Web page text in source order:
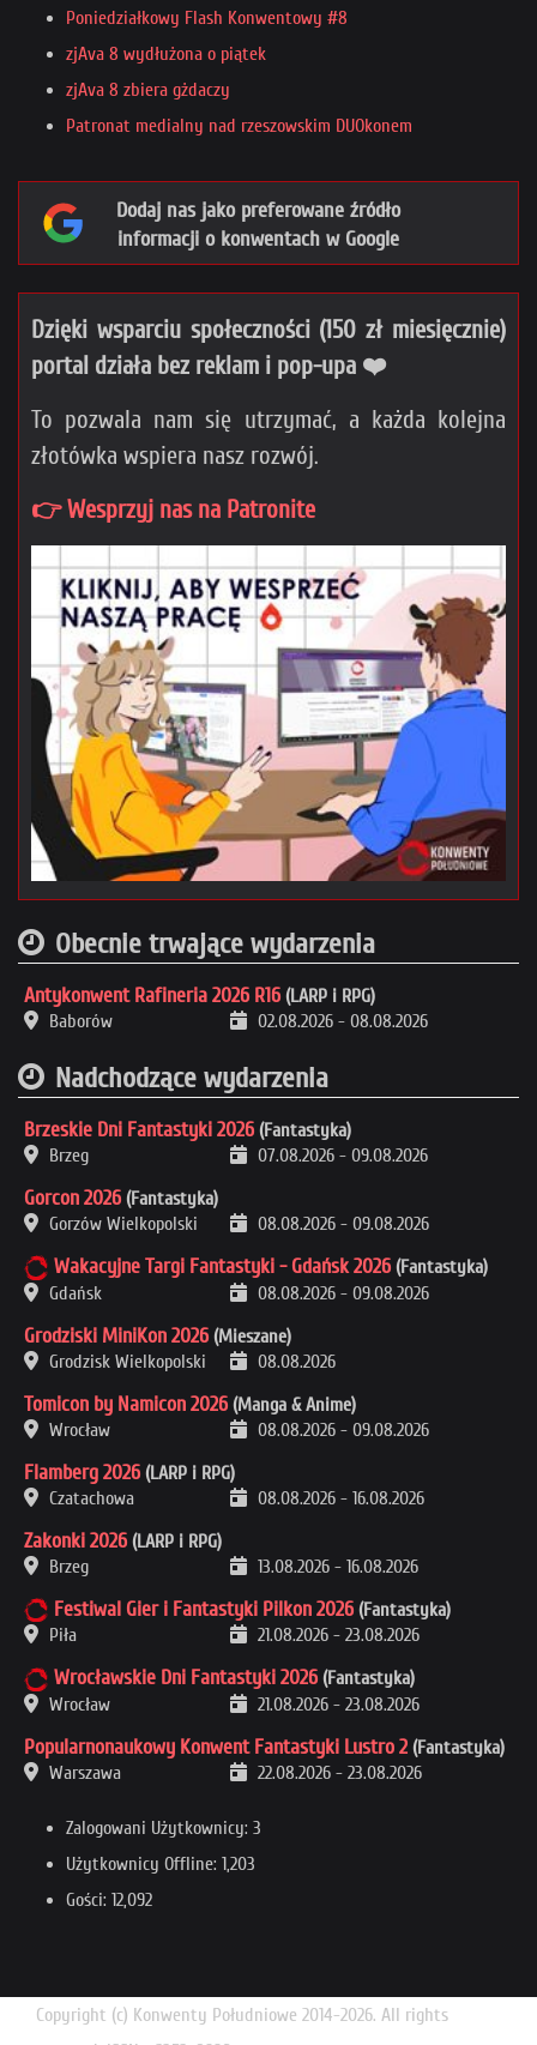
Poniedziałkowy Flash Konwentowy #8
zjAva 8 wydłużona o piątek
zjAva 8 zbiera gżdaczy
Patronat medialny nad rzeszowskim DUOkonem
Dodaj nas jako preferowane źródło
informacji o konwentach w Google
Dzięki wsparciu społeczności (150 zł miesięcznie)
portal działa bez reklam i pop-upa ❤️
To pozwala nam się utrzymać, a każda kolejna
złotówka wspiera nasz rozwój.
👉 Wesprzyj nas na Patronite
Obecnie trwające wydarzenia
Antykonwent Rafineria 2026 R16 (LARP i RPG)
Baborów
02.08.2026 - 08.08.2026
Nadchodzące wydarzenia
Brzeskie Dni Fantastyki 2026 (Fantastyka)
Brzeg
07.08.2026 - 09.08.2026
Gorcon 2026 (Fantastyka)
Gorzów Wielkopolski
08.08.2026 - 09.08.2026
Wakacyjne Targi Fantastyki - Gdańsk 2026 (Fantastyka)
Gdańsk
08.08.2026 - 09.08.2026
Grodziski MiniKon 2026 (Mieszane)
Grodzisk Wielkopolski
08.08.2026
Tomicon by Namicon 2026 (Manga & Anime)
Wrocław
08.08.2026 - 09.08.2026
Flamberg 2026 (LARP i RPG)
Czatachowa
08.08.2026 - 16.08.2026
Zakonki 2026 (LARP i RPG)
Brzeg
13.08.2026 - 16.08.2026
Festiwal Gier i Fantastyki Pilkon 2026 (Fantastyka)
Piła
21.08.2026 - 23.08.2026
Wrocławskie Dni Fantastyki 2026 (Fantastyka)
Wrocław
21.08.2026 - 23.08.2026
Popularnonaukowy Konwent Fantastyki Lustro 2 (Fantastyka)
Warszawa
22.08.2026 - 23.08.2026
Zalogowani Użytkownicy: 3
Użytkownicy Offline: 1,203
Gości: 12,092
Copyright (c) Konwenty Południowe 2014-2026. All rights